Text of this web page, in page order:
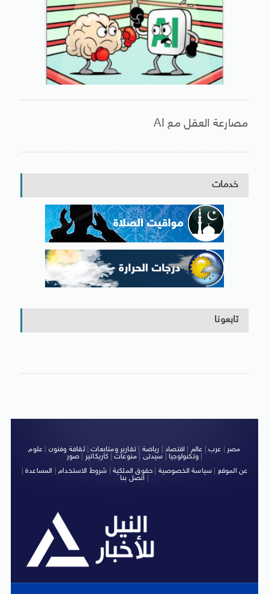
مصارعة العقل مع AI
خدمات
تابعونا
مصر عرب عالم اقتصاد رياضة |تقارير ومتابعات|ثقافة وفنون
علوم
وتكنولوجيا| سيدتى منوعات كاريكاتير صور
|
عن الموقع
سياسة الخصوصية حقوق الملكية شروط الاستخدام| المساعدة|
اتصل بنا